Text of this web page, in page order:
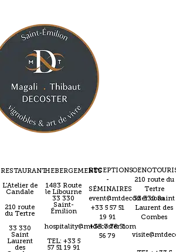
RESTAURANT
L'Atelier de
Candale
210 route
du Tertre
33 330
Saint
Laurent
des
HEBERGEMENTS
1483 Route
le Libourne
33 330
Saint-
Émilion
hospitality@mtdecoster.com
TEL: +33 5
57 51 19 91
RECEPTIONS
-
SÉMINAIRES
event@mtdecoster.com
+33 5 57 51
19 91
+33 7 78 51
56 79
210 route du
Tertre
33 330 Saint
Laurent des
Combes